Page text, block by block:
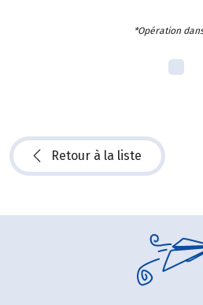
*Opération
Retour à la liste